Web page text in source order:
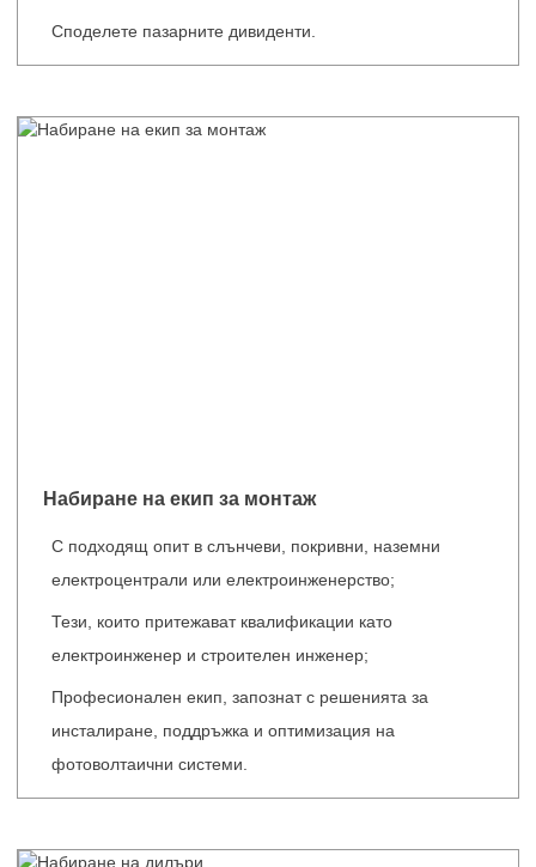
Споделете пазарните дивиденти.
Набиране на екип за монтаж
С подходящ опит в слънчеви, покривни, наземни
електроцентрали или електроинженерство;
Тези, които притежават квалификации като
електроинженер и строителен инженер;
Професионален екип, запознат с решенията за
инсталиране, поддръжка и оптимизация на
фотоволтаични системи.